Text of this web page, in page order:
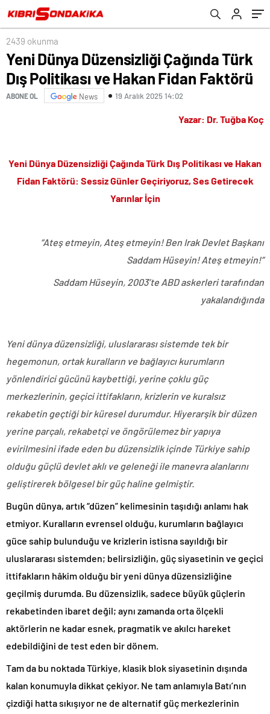
2439 okunma
Yeni Dünya Düzensizliği Çağında Türk
Dış Politikası ve Hakan Fidan Faktörü
ABONE OL News 19 Aralık 2025 14:02
Yazar: Dr. Tuğba Koç
Yeni Dünya Düzensizliği Çağında Türk Dış Politikası ve Hakan
Fidan Faktörü: Sessiz Günler Geçiriyoruz, Ses Getirecek
Yarınlar İçin
“Ateş etmeyin, Ateş etmeyin! Ben Irak Devlet Başkanı
Saddam Hüseyin! Ateş etmeyin!”
Saddam Hüseyin, 2003’te ABD askerleri tarafından
yakalandığında
Yeni dünya düzensizliği, uluslararası sistemde tek bir
hegemonun, ortak kuralların ve bağlayıcı kurumların
yönlendirici gücünü kaybettiği, yerine çoklu güç
merkezlerinin, geçici ittifakların, krizlerin ve kuralsız
rekabetin geçtiği bir küresel durumdur. Hiyerarşik bir düzen
yerine parçalı, rekabetçi ve öngörülemez bir yapıya
evirilmesini ifade eden bu düzensizlik içinde Türkiye sahip
olduğu güçlü devlet aklı ve geleneği ile manevra alanlarını
geliştirerek bölgesel bir güç haline gelmiştir.
Bugün dünya, artık “düzen” kelimesinin taşıdığı anlamı hak
etmiyor. Kuralların evrensel olduğu, kurumların bağlayıcı
güce sahip bulunduğu ve krizlerin istisna sayıldığı bir
uluslararası sistemden; belirsizliğin, güç siyasetinin ve geçici
ittifakların hâkim olduğu bir yeni dünya düzensizliğine
geçilmiş durumda. Bu düzensizlik, sadece büyük güçlerin
rekabetinden ibaret değil; aynı zamanda orta ölçekli
aktörlerin ne kadar esnek, pragmatik ve akılcı hareket
edebildiğini de test eden bir dönem.
Tam da bu noktada Türkiye, klasik blok siyasetinin dışında
kalan konumuyla dikkat çekiyor. Ne tam anlamıyla Batı’nın
çizdiği hatta sıkışıyor ne de alternatif güç merkezlerinin